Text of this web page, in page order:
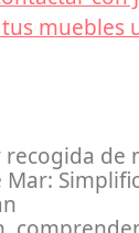
muebles
recogida de
Mar: